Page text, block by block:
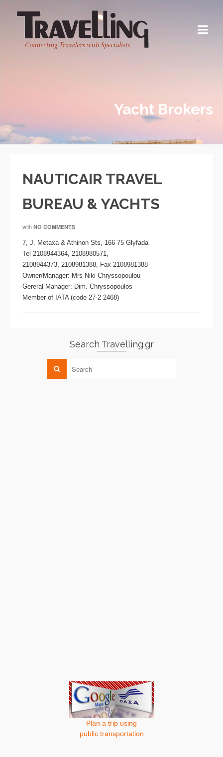
Yacht Brokers
NAUTICAIR TRAVEL
BUREAU & YACHTS
with NO COMMENTS
7, J. Metaxa & Athinon Sts, 166 75 Glyfada
Tel 2108944364, 2108980571,
2108944373, 2108981388, Fax 2108981388
Owner/Manager: Mrs Niki Chryssopoulou
Gereral Manager: Dim. Chryssopoulos
Member of IATA (code 27-2 2468)
Search Travelling.gr
Plan a trip using
public transportation